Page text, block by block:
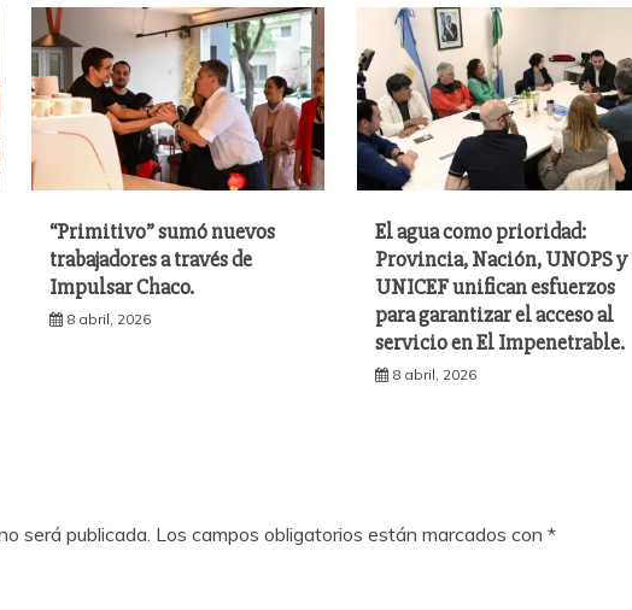
“Primitivo” sumó nuevos
trabajadores a través de
Impulsar Chaco.
8 abril, 2026
El agua como prioridad:
Provincia, Nación, UNOPS y
UNICEF unifican esfuerzos
para garantizar el acceso al
servicio en El Impenetrable.
8 abril, 2026
será publicada. Los campos obligatorios están marcados con *